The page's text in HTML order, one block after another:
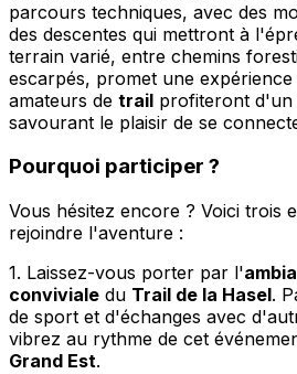
parcours techniques, avec des
des descentes qui mettront à
terrain varié, entre chemins
escarpés, promet une expérience
amateurs de trail profiteront d'un
savourant le plaisir de se
Pourquoi participer ?
Vous hésitez encore ? Voici trois
rejoindre l'aventure :
1. Laissez-vous porter par l'
conviviale du Trail de la Hasel.
de sport et d'échanges avec
vibrez au rythme de cet
Grand Est.